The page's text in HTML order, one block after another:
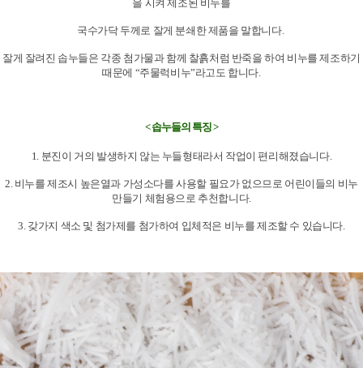
을 시켜 제조된 비누를
국수가닥 두께로 잘게 분쇄한 제품을 말합니다.
잘게 잘려진 솝누들은 각종 첨가물과 함께 찰흙처럼 반죽을 하여 비누를 제조하기
때문에 “주물럭비누”라고도 합니다.
< 솝누들의 특징 >
1. 분진이 거의 발생하지 않는 누들형태라서 작업이 편리해졌습니다.
2. 비누를 제조시 높은열과 가성소다를 사용할 필요가 없으므로 어린이들의 비누
만들기 체험용으로 추천합니다.
3. 갖가지 색소 및 첨가제를 첨가하여 입체적은 비누를 제조할 수 있습니다.